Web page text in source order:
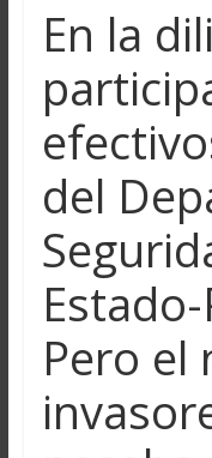
En la
del
Pero el